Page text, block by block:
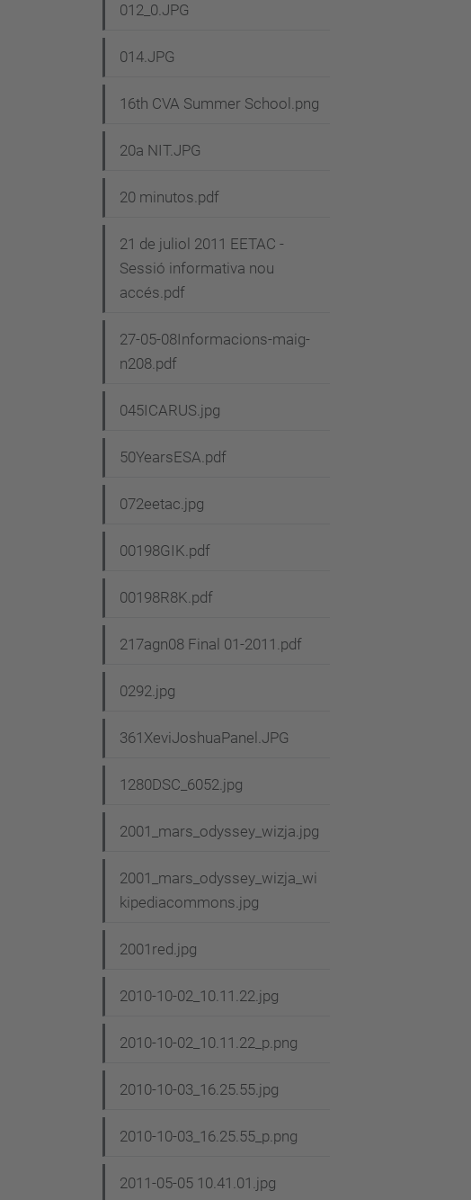
012_0.JPG
014.JPG
16th CVA Summer School.png
20a NIT.JPG
20 minutos.pdf
21 de juliol 2011 EETAC -
Sessió informativa nou
accés.pdf
27-05-08Informacions-maig-
n208.pdf
045ICARUS.jpg
50YearsESA.pdf
072eetac.jpg
00198GIK.pdf
00198R8K.pdf
217agn08 Final 01-2011.pdf
0292.jpg
361XeviJoshuaPanel.JPG
1280DSC_6052.jpg
2001_mars_odyssey_wizja.jpg
2001_mars_odyssey_wizja_wi
kipediacommons.jpg
2001red.jpg
2010-10-02_10.11.22.jpg
2010-10-02_10.11.22_p.png
2010-10-03_16.25.55.jpg
2010-10-03_16.25.55_p.png
2011-05-05 10.41.01.jpg